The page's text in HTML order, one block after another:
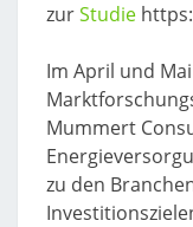
zurStudie
Im April und
Mummert
zu den